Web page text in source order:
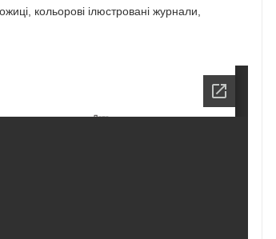
кольорові ілюстровані журнали,